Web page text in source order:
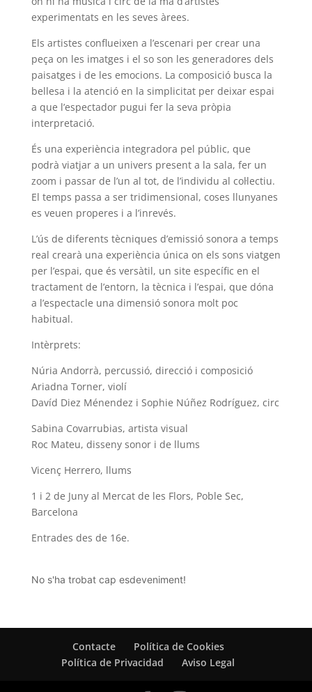
experimentats en les seves àrees.
Els artistes conflueixen a l’escenari per crear una
peça on les imatges i el so son les generadores dels
paisatges i de les emocions. La composició busca la
bellesa i la atenció en la simplicitat per deixar espai
a que l’espectador pugui fer la seva pròpia
interpretació.
És una experiència integradora pel públic, que
podrà viatjar a un univers present a la sala, fer un
zoom i passar de l’un al tot, de l’individu al col·lectiu.
El temps passa a ser tridimensional, coses llunyanes
es veuen properes i a l’inrevés.
L’ús de diferents tècniques d’emissió sonora a temps
real crearà una experiència única on els sons viatgen
per l’espai, que és versàtil, un site específic en el
tractament de l’entorn, la tècnica i l’espai, que dóna
a l’espectacle una dimensió sonora molt poc
habitual.
Intèrprets:
Núria Andorrà, percussió, direcció i composició
Ariadna Torner, violí
Davíd Diez Ménendez i Sophie Núñez Rodríguez, circ
Sabina Covarrubias, artista visual
Roc Mateu, disseny sonor i de llums
Vicenç Herrero, llums
1 i 2 de Juny al Mercat de les Flors, Poble Sec,
Barcelona
Entrades des de 16e.
No s'ha trobat cap esdeveniment!
Contacte
Política de Cookies
Política de Privacidad
Aviso Legal